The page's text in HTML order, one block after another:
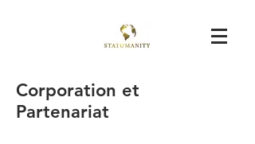
Corporation et
Partenariat